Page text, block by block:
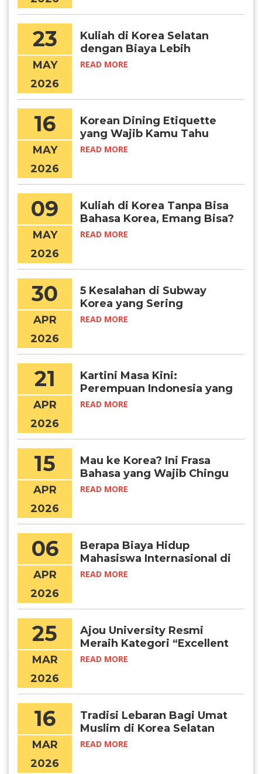
23
MAY
2026
Kuliah di Korea Selatan
dengan Biaya Lebih
Terjangkau? Daejeon
READ MORE
16
MAY
2026
Korean Dining Etiquette
yang Wajib Kamu Tahu
Sebelum Makan Bareng
READ MORE
09
MAY
2026
Kuliah di Korea Tanpa Bisa
Bahasa Korea, Emang Bisa?
READ MORE
30
APR
2026
5 Kesalahan di Subway
Korea yang Sering
Dilakukan Turis
READ MORE
21
APR
2026
Kartini Masa Kini:
Perempuan Indonesia yang
Menembus Batas Lewat
READ MORE
15
APR
2026
Mau ke Korea? Ini Frasa
Bahasa yang Wajib Chingu
Ketahui!
READ MORE
06
APR
2026
Berapa Biaya Hidup
Mahasiswa Internasional di
Seoul per Bulan?
READ MORE
25
MAR
2026
Ajou University Resmi
Meraih Kategori “Excellent
Certified University” (IEQAS)
READ MORE
16
MAR
2026
Tradisi Lebaran Bagi Umat
Muslim di Korea Selatan
READ MORE